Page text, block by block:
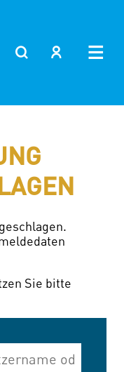
Sie bitte